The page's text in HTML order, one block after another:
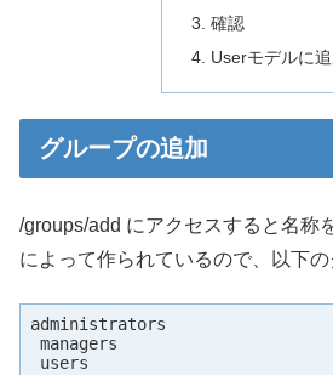
確認
Userモデルに
グループの追加
/groups/add にアクセスすると名称
によって作られているので、以下の
administrators
managers
users